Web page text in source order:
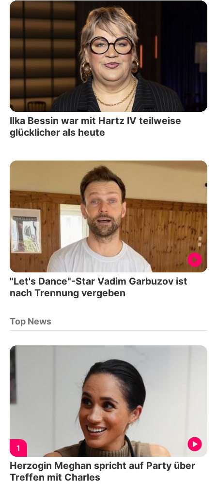
Ilka Bessin war mit Hartz IV teilweise
glücklicher als heute
"Let's Dance"-Star Vadim Garbuzov ist
nach Trennung vergeben
Top News
1
Herzogin Meghan spricht auf Party über
Treffen mit Charles